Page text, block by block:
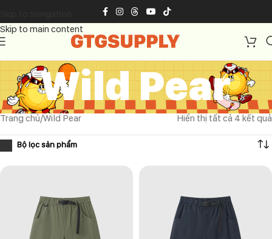
Skip to main content
Wild Pear
Trang chủ Wild Pear Hiển thị tất cả 4 kết quả